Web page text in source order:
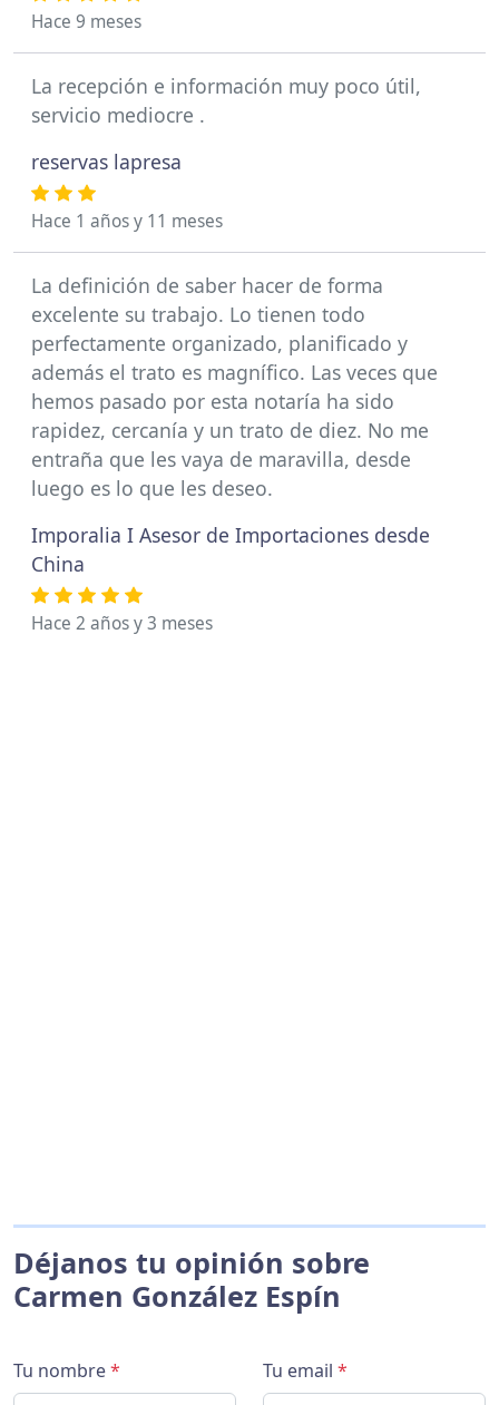
Hace 9 meses
La recepción e información muy poco útil,
servicio mediocre .
reservas lapresa
Hace 1 años y 11 meses
La definición de saber hacer de forma
excelente su trabajo. Lo tienen todo
perfectamente organizado, planificado y
además el trato es magnífico. Las veces que
hemos pasado por esta notaría ha sido
rapidez, cercanía y un trato de diez. No me
entraña que les vaya de maravilla, desde
luego es lo que les deseo.
Imporalia I Asesor de Importaciones desde
China
Hace 2 años y 3 meses
Déjanos tu opinión sobre
Carmen González Espín
Tu nombre* Tu email *